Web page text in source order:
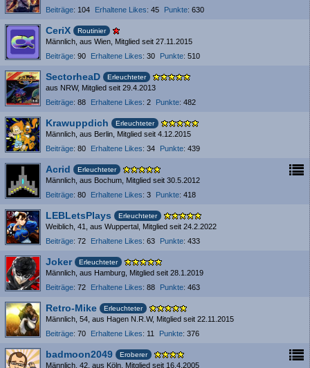
Beiträge 104 Erhaltene Likes 45 Punkte 630
CeriX Routinier
Männlich aus Wien Mitglied seit 27.11.2015
Beiträge 90 Erhaltene Likes 30 Punkte 510
SectorheaD Erleuchteter
aus NRW Mitglied seit 29.4.2013
Beiträge 88 Erhaltene Likes 2 Punkte 482
Krawuppdich Erleuchteter
Männlich aus Berlin Mitglied seit 4.12.2015
Beiträge 80 Erhaltene Likes 34 Punkte 439
Acrid Erleuchteter
Männlich aus Bochum Mitglied seit 30.5.2012
Beiträge 80 Erhaltene Likes 3 Punkte 418
LEBLetsPlays Erleuchteter
Weiblich 41 aus Wuppertal Mitglied seit 24.2.2022
Beiträge 72 Erhaltene Likes 63 Punkte 433
Joker Erleuchteter
Männlich aus Hamburg Mitglied seit 28.1.2019
Beiträge 72 Erhaltene Likes 88 Punkte 463
Retro-Mike Erleuchteter
Männlich 54 aus Hagen N.R.W Mitglied seit 22.11.2015
Beiträge 70 Erhaltene Likes 11 Punkte 376
badmoon2049 Eroberer
Männlich 42 aus Köln Mitglied seit 16.4.2005